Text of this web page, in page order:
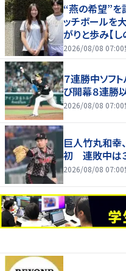
“燕の希望”を
ッチボールを
がりと歩み【
2026/08/08 07:00
７連勝中ソフ
び開幕８連勝
2026/08/08 07:00
巨人竹丸和幸
初 連敗中は
2026/08/08 07:00